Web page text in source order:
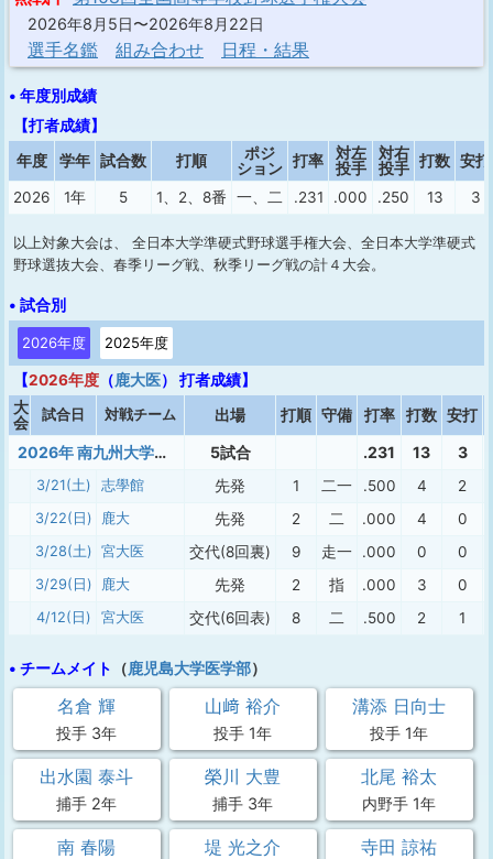
2026年8月5日〜2026年8月22日
選手名鑑 組み合わせ 日程・結果
• 年度別成績
【打者成績】
年度
学年 試合数 打順
ポジ
ション 打率
対左
投手
対右
投手 打数 安打
2026 1年 5 1、2、8番 一、二 .231 .000 .250 13 3
以上対象大会は、 全日本大学準硬式野球選手権大会、全日本大学準硬式
野球選抜大会、春季リーグ戦、秋季リーグ戦の計４大会。
• 試合別
2026年度 2025年度
【2026年度 （鹿大医） 打者成績】
大
会
試合日 対戦チーム 出場 打順 守備 打率 打数 安打
2026年 南九州大学準硬式春季 5試合 .231 13 3
3/21(土) 志學館 先発 1 二一 .500 4 2
3/22(日) 鹿大 先発 2 二 .000 4 0
3/28(土) 宮大医 交代(8回裏) 9 走一 .000 0 0
3/29(日) 鹿大 先発 2 指 .000 3 0
4/12(日) 宮大医 交代(6回表) 8 二 .500 2 1
• チームメイト （鹿児島大学医学部）
名倉 輝
投手 3年
山﨑 裕介
投手 1年
溝添 日向士
投手 1年
出水園 泰斗
捕手 2年
榮川 大豊
捕手 3年
北尾 裕太
内野手 1年
南 春陽 堤 光之介 寺田 諒祐